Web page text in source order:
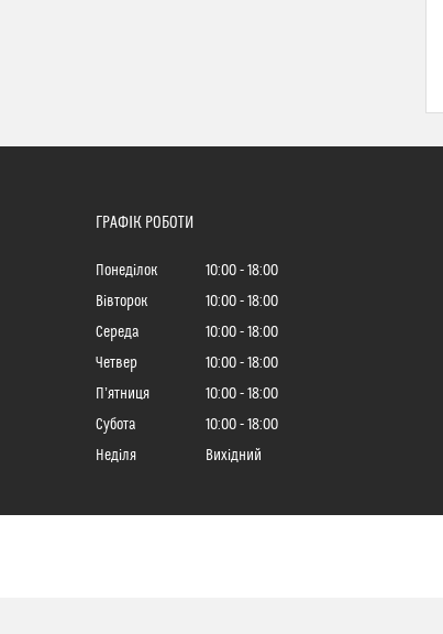
ГРАФІК РОБОТИ
Понеділок 10:00
18:00
Вівторок
10:00
18:00
Середа
10:00
18:00
Четвер
10:00
18:00
Пʼятниця
10:00
18:00
Субота
10:00
18:00
Неділя
Вихідний